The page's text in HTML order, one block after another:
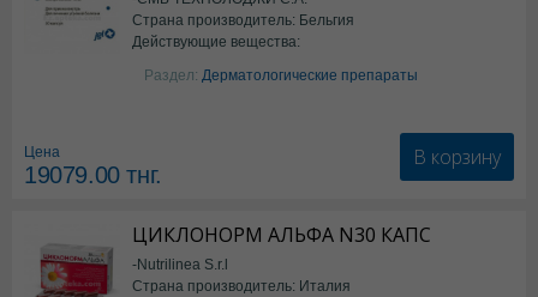
Страна производитель: Бельгия
Действующие вещества:
Изотретиноин
Раздел: Дерматологические препараты
Цена
19079.00тнг.
В корзину
ЦИКЛОНОРМ АЛЬФА N30 КАПС
-Nutrilinea S.r.l
Страна производитель: Италия